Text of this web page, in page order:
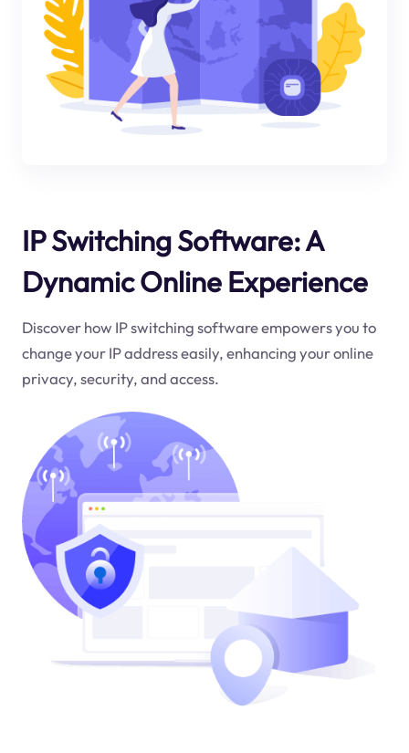
IP Switching Software: A
Dynamic Online Experience
Discover how IP switching software empowers you to
change your IP address easily, enhancing your online
privacy, security, and access.